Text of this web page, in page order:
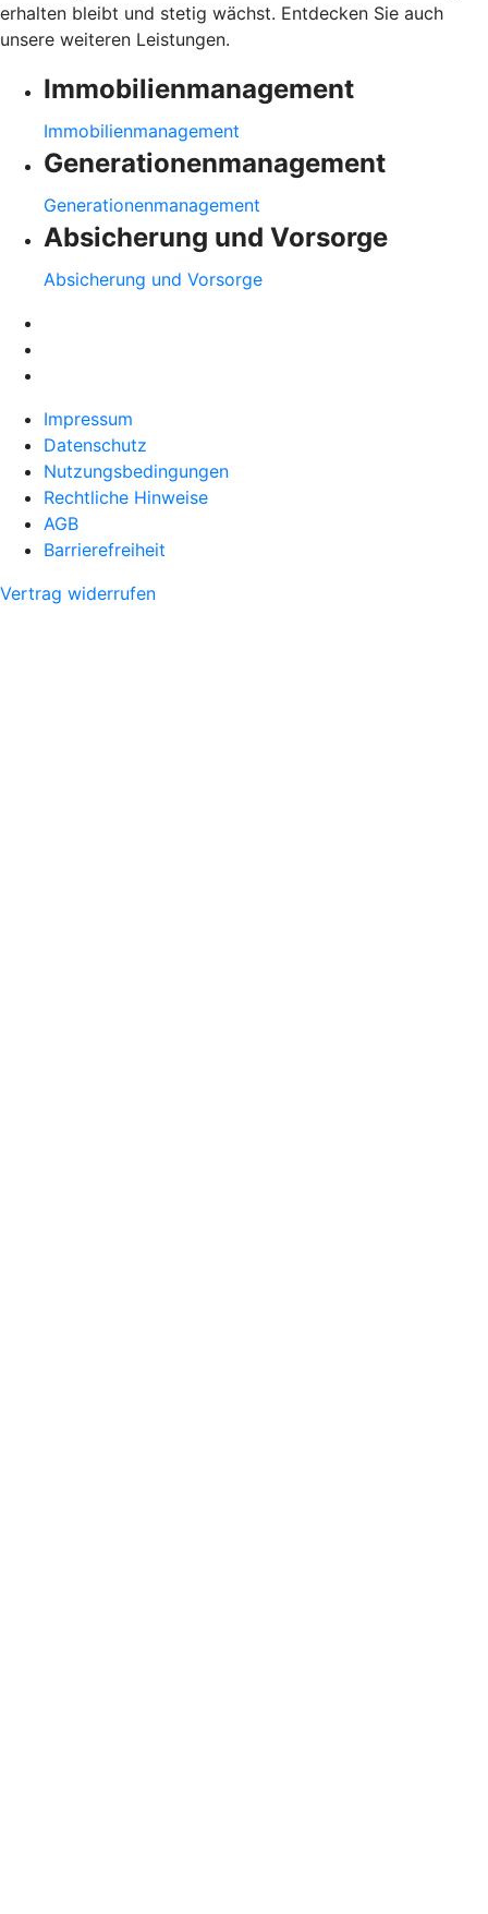
erhalten bleibt und stetig wächst. Entdecken Sie auch
unsere weiteren Leistungen.
Immobilienmanagement
Immobilienmanagement
Generationenmanagement
Generationenmanagement
Absicherung und Vorsorge
Absicherung und Vorsorge
Impressum
Datenschutz
Nutzungsbedingungen
Rechtliche Hinweise
AGB
Barrierefreiheit
Vertrag widerrufen